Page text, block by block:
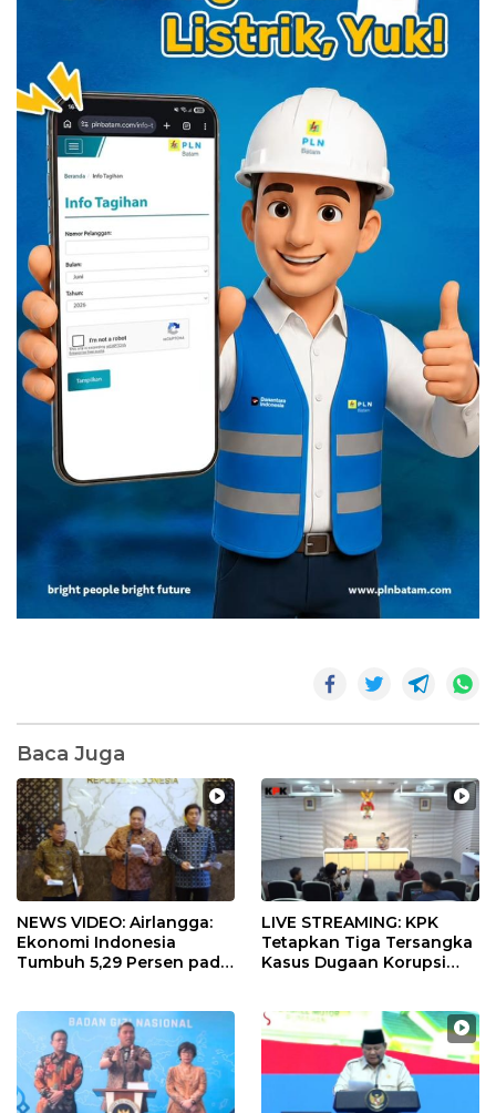
Baca Juga
NEWS VIDEO: Airlangga:
Ekonomi Indonesia
Tumbuh 5,29 Persen pada
LIVE STREAMING: KPK
Tetapkan Tiga Tersangka
Kasus Dugaan Korupsi